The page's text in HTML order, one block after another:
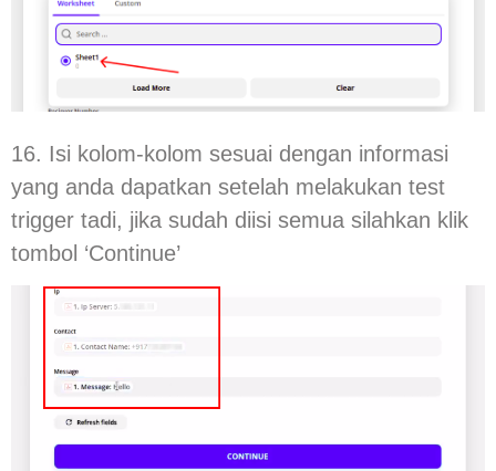
16. Isi kolom-kolom sesuai dengan informasi
yang anda dapatkan setelah melakukan test
trigger tadi, jika sudah diisi semua silahkan klik
tombol ‘Continue’